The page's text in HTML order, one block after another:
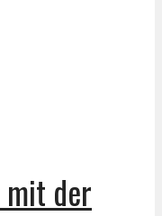
mit der